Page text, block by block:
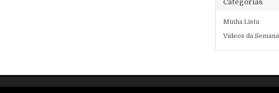
Categorias
Minha Lista
Vídeos da Semana